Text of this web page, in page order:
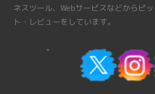
ネスツール、Webサービスなどからピ
ト・レビューをしています。